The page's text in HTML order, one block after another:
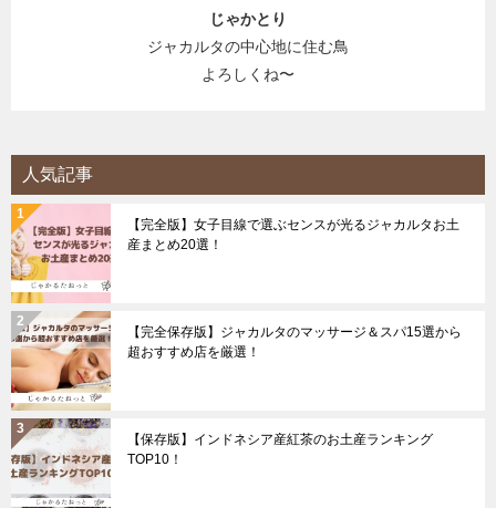
じゃかとり
ジャカルタの中心地に住む鳥
よろしくね〜
人気記事
【完全版】女子目線で選ぶセンスが光るジャカルタお土
産まとめ20選！
【完全保存版】ジャカルタのマッサージ＆スパ15選から
超おすすめ店を厳選！
【保存版】インドネシア産紅茶のお土産ランキング
TOP10！